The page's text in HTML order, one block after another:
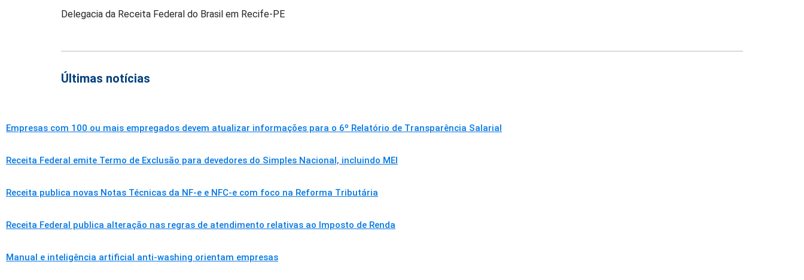
Delegacia da Receita Federal do Brasil em Recife-PE
Últimas notícias
Empresas com 100 ou mais empregados devem atualizar informações para o 6º Relatório de Transparência Salarial
Receita Federal emite Termo de Exclusão para devedores do Simples Nacional, incluindo MEI
Receita publica novas Notas Técnicas da NF-e e NFC-e com foco na Reforma Tributária
Receita Federal publica alteração nas regras de atendimento relativas ao Imposto de Renda
Manual e inteligência artificial anti-washing orientam empresas